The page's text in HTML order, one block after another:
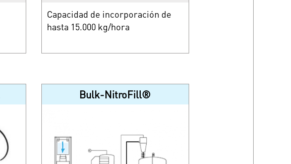
Capacidad de incorporación de
hasta 15.000 kg/hora
Bulk-NitroFill®